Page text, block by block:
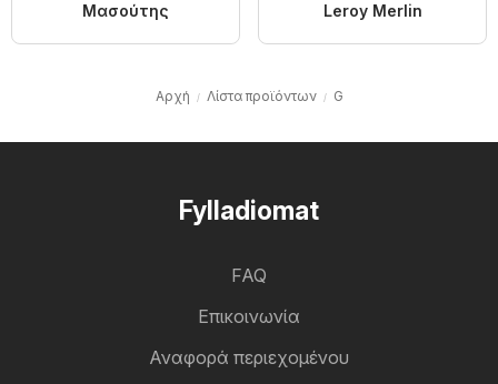
Μασούτης Leroy Merlin
Αρχή Λίστα προϊόντων G
Fylladiomat
FAQ
Επικοινωνία
Αναφορά περιεχομένου